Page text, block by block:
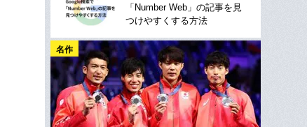
「Number Web」の記事を見
つけやすくする方法
名作